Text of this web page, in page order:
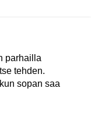
parhailla
tehden.
sopan saa